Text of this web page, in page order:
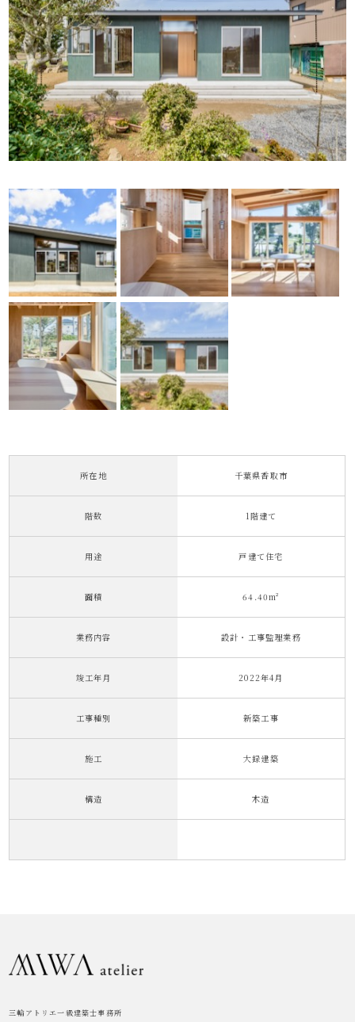
所在地 千葉県香取市
階数 1階建て
用途 戸建て住宅
面積 64.40m²
業務内容 設計・工事監理業務
竣工年月 2022年4月
工事種別 新築工事
施工 大録建築
構造 木造
三輪アトリエ一級建築士事務所